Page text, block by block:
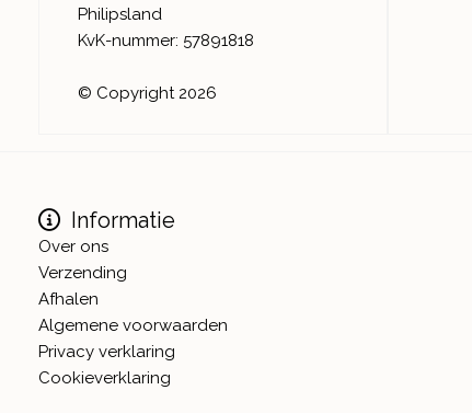
Philipsland
KvK-nummer: 57891818
© Copyright 2026
Informatie
Over ons
Verzending
Afhalen
Algemene voorwaarden
Privacy verklaring
Cookieverklaring